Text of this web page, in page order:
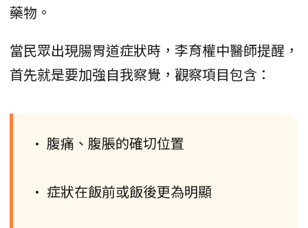
藥物。
當民眾出現腸胃道症狀時，李育權中醫師提醒，
首先就是要加強自我察覺，觀察項目包含：
• 腹痛、腹脹的確切位置
• 症狀在飯前或飯後更為明顯